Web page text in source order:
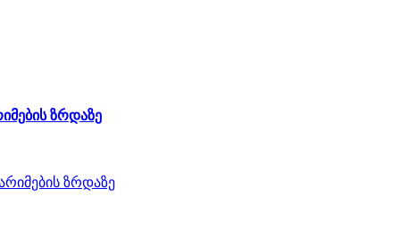
ზრდაზე